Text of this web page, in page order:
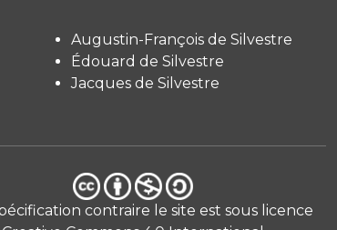
Augustin-François de Silvestre
Édouard de Silvestre
Jacques de Silvestre
contraire le site est sous licence